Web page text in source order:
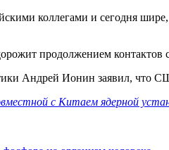
коллегами и сегодня
продолжением
Андрей Ионин заявил, что
с Китаем ядерной